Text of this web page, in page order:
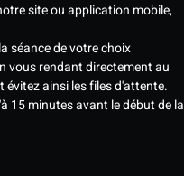
site ou application mobile,
séance de votre choix
vous rendant directement au
évitez ainsi les files d'attente.
15 minutes avant le début de la